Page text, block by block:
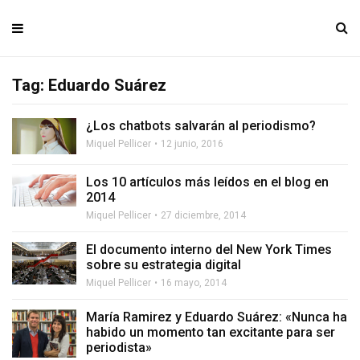
Tag: Eduardo Suárez
¿Los chatbots salvarán al periodismo?
Miquel Pellicer 12 junio, 2016
Los 10 artículos más leídos en el blog en
2014
Miquel Pellicer 27 diciembre, 2014
El documento interno del New York Times
sobre su estrategia digital
Miquel Pellicer 16 mayo, 2014
María Ramirez y Eduardo Suárez: «Nunca ha
habido un momento tan excitante para ser
periodista»